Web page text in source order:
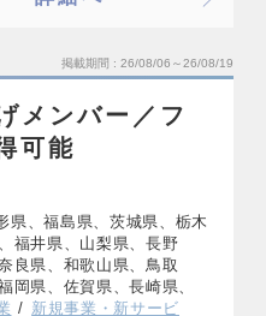
掲載期間 26/08/06～26/08/19
メンバー／フ
可能
県、福島県、茨城県、栃木
福井県、山梨県、長野
良県、和歌山県、鳥取
岡県、佐賀県、長崎県、
新規事業・新サービ